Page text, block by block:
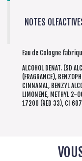
NOTES
Eau de Cologne
ALCOHOL DENAT. (SD
(FRAGRANCE),
CINNAMAL, BENZYL
LIMONENE, METHYL 2-
17200 (RED 33), CI